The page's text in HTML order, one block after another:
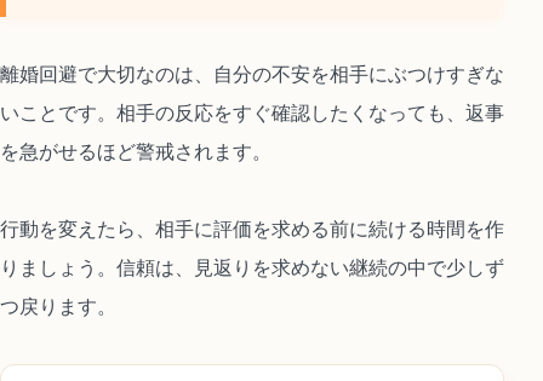
離婚回避で大切なのは、自分の不安を相手にぶつけすぎな
いことです。相手の反応をすぐ確認したくなっても、返事
を急がせるほど警戒されます。
行動を変えたら、相手に評価を求める前に続ける時間を作
りましょう。信頼は、見返りを求めない継続の中で少しず
つ戻ります。